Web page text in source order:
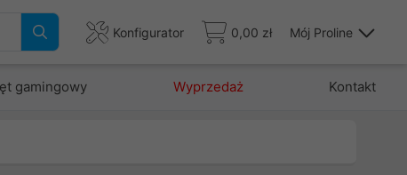
Konfigurator 0,00 zł Mój Proline
gamingowy Wyprzedaż Kontakt